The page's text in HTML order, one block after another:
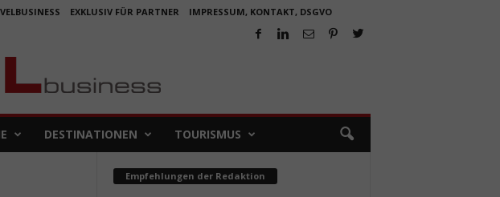
EXKLUSIV FÜR PARTNER IMPRESSUM, KONTAKT, DSGVO
DESTINATIONEN TOURISMUS
Empfehlungen der Redaktion